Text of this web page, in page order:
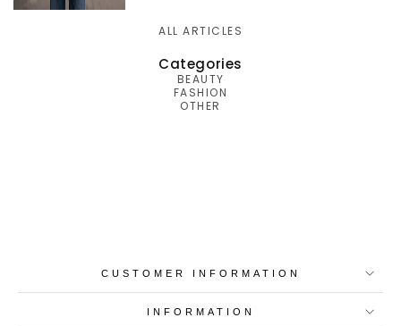
ALL ARTICLES
Categories
BEAUTY
FASHION
OTHER
CUSTOMER INFORMATION
INFORMATION